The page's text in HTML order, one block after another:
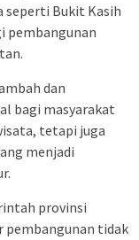
seperti Bukit Kasih
pembangunan
dan
bagi masyarakat
tetapi juga
menjadi
provinsi
pembangunan tidak